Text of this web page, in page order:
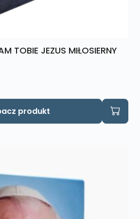
TOBIE JEZUS MIŁOSIERNY
produkt